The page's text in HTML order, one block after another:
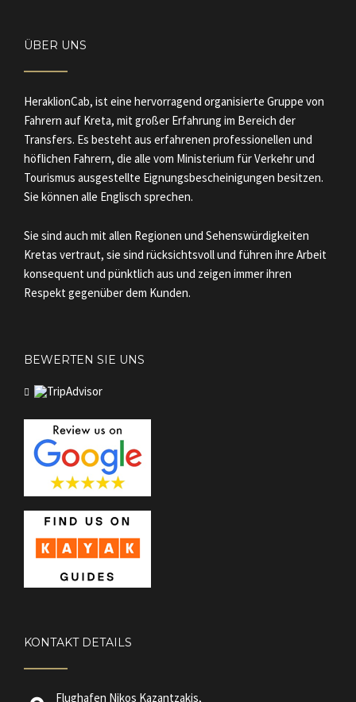
ÜBER UNS
HeraklionCab, ist eine hervorragend organisierte Gruppe von
Fahrern auf Kreta, mit großer Erfahrung im Bereich der
Transfers. Es besteht aus erfahrenen professionellen und
höflichen Fahrern, die alle vom Ministerium für Verkehr und
Tourismus ausgestellte Eignungsbescheinigungen besitzen.
Sie können alle Englisch sprechen.
Sie sind auch mit allen Regionen und Sehenswürdigkeiten
Kretas vertraut, sie sind rücksichtsvoll und führen ihre Arbeit
konsequent und pünktlich aus und zeigen immer ihren
Respekt gegenüber dem Kunden.
BEWERTEN SIE UNS
KONTAKT DETAILS
Flughafen Nikos Kazantzakis,